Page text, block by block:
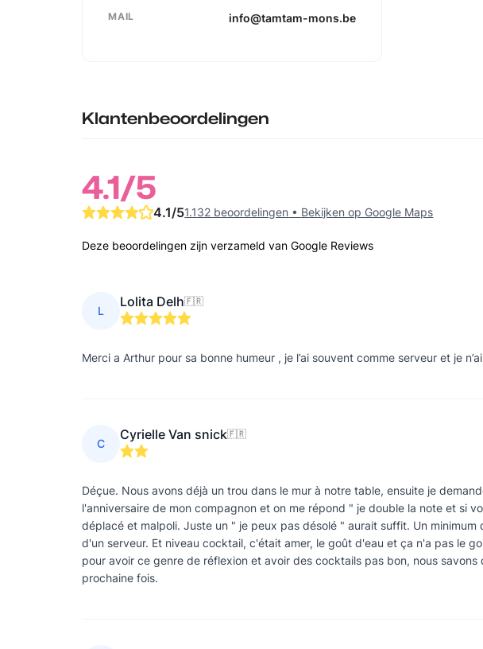
MAIL info@tamtam-mons.be
Klantenbeoordelingen
4.1/5
4.1/51.132 beoordelingen • Bekijken op Google Maps
Deze beoordelingen zijn verzameld van Google Reviews
L
Lolita Delh🇫🇷
Merci a Arthur pour sa bonne humeur , je l’ai souvent comme serveur et je
C
Cyrielle Van snick🇫🇷
Déçue. Nous avons déjà un trou dans le mur à notre table, ensuite je
l'anniversaire de mon compagnon et on me répond " je double la note et si
déplacé et malpoli. Juste un " je peux pas désolé " aurait suffit. Un
d'un serveur. Et niveau cocktail, c'était amer, le goût d'eau et ça n'a pas le
pour avoir ce genre de réflexion et avoir des cocktails pas bon, nous savons
prochaine fois.